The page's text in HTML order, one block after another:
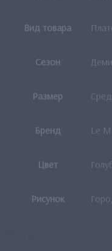
Вид товара
Сезон
Размер
Бренд Le
Цвет
Рисунок